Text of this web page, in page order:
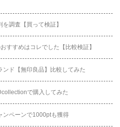
調査【買って検証】
すすめはコレでした【比較検証】
ド【無印良品】比較してみた
で購入してみた
ンペーンで1000ptも獲得